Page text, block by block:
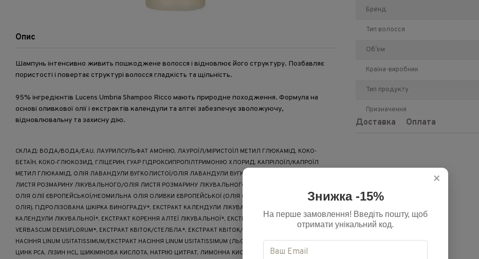
Опис
Шампунь інтенсивно живить пошкоджене волосся і відновлює його структуру. Позбавляє
пористості і повертає структурі волосся гладкість та щільність.
95% інгредієнтів Lucens Umbria Shampoo Ricco мають природне походження. Формула на
основі оливкової олії і екстрактів календули та алтеї забезпечує зволожуючу,
відновлювальну та захисну дію.
СКЛАД: ВОДА/ВОДА/EAU, ЛАУРИЛСУЛЬФАТ АМОНІЮ, ЛАУРОЇЛ/МІРИСТОЇЛ МЕТИЛ ГЛЮКАМІД, КОКО-
БЕТАЇН, КОКО-ГЛЮКОЗИД, ГЛІЦЕРИН, ГУАР ГІДРОКСИПРОПІЛТРИМОНІЮ ХЛОРИД, КАПРІЛОЇЛ/КАПРОЇЛ
МЕТИЛ ГЛЮКАМІД, ОЛІЯ ЛАВАНДУЛИ ВУГКОЛИСТОЇ/ОЛІЯ ЛАВАНДУЛИ ВУГКОЛИСТОЇ (ЛАВАНДА)*, ОЛІЯ
ЛИСТЯ РОЗМАРИНУ ЛІКУВАЛЬНОГО/ОЛІЯ ЛИСТЯ РОЗМАРИНУ ЛІКУВАЛЬНОГО (РОЗМАРИНУ)*, НЕОМИЛЬНА
ОЛІЯ ОЛІЇ ЄВРОПЕЙСЬКОЇ/НЕОМИЛЬНА ОЛІЯ ОЛИВКИ ЄВРОПЕЙСЬКОЇ (ОЛІЯ ЄВРОПЕЙСЬКОЇ) (НЕОМИЛЬНА
ОЛІЯ), ГІДРОЛІЗОВАНА ШКІРКА ВИНОГРАДУ*, ЕКСТРАКТ КАЛЕНДУЛИ ЛІКУВАЛЬНОЇ/ЕКСТРАКТ КВІТІВ
КАЛЕНДУЛИ ЛІКУВАЛЬНОЇ*, ЕКСТРАКТ КОРЕННЯ АЛТЕЇ ЛІКУВАЛЬНОЇ*, ЕКСТРАКТ КВІТОК/СТЕБЛА
VERBASCUM DENSIFLORUM*, ЕКСТРАКТ КВІТОК/СТЕЛБЛА*, ЕКСТРАКТ КВІТОК/ЛИСТЯ/СТЕБЛА*, ЕКСТРАКТ
НАСІННЯ LINUM USITATISSIMUM/ЕКСТРАКТ НАСІННЯ LINUM USITATISSIMUM (ЛЬОНУ)*, ПРОЛІН, АЛАНТОЇН,
ЦИНК PCA, ЛІЗИН HCL, ШИКІМІНОВА КИСЛОТА, НАТРІЮ ЦИТРАТ, ЛИМОННА КИСЛОТА, КАЛІЮ СОРБАТ,
Бренд
Тип волосся
Обʼєм
Країна-виробник
Тип продукту
Призначення
Доставка Оплата
×
Знижка -15%
На перше замовлення! Введіть пошту, щоб
отримати унікальний код.